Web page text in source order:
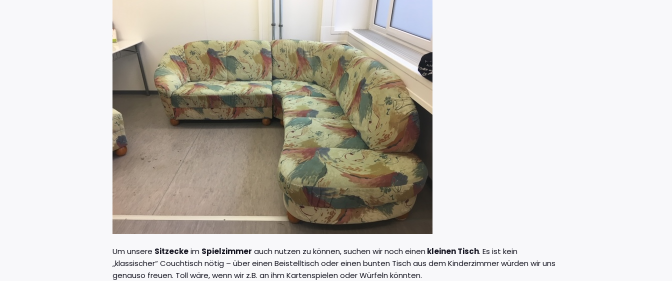
Um unsere Sitzeckeim Spielzimmer auch nutzen zu können, suchen wir noch einen kleinen Tisch. Es ist kein
„klassischer“ Couchtisch nötig – über einen Beistelltisch oder einen bunten Tisch aus dem Kinderzimmer würden wir uns
genauso freuen. Toll wäre, wenn wir z.B. an ihm Kartenspielen oder Würfeln könnten.